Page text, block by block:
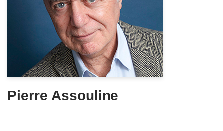
Pierre Assouline